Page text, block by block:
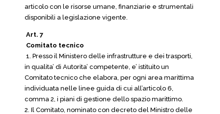
articolo con le risorse umane, finanziarie e strumentali
disponibili a legislazione vigente.
Art. 7
Comitato tecnico
1. Presso il Ministero delle infrastrutture e dei trasporti,
in qualita’ di Autorita’ competente, e’ istituito un
Comitato tecnico che elabora, per ogni area marittima
individuata nelle linee guida di cui all’articolo 6,
comma 2, i piani di gestione dello spazio marittimo.
2. Il Comitato, nominato con decreto del Ministro delle